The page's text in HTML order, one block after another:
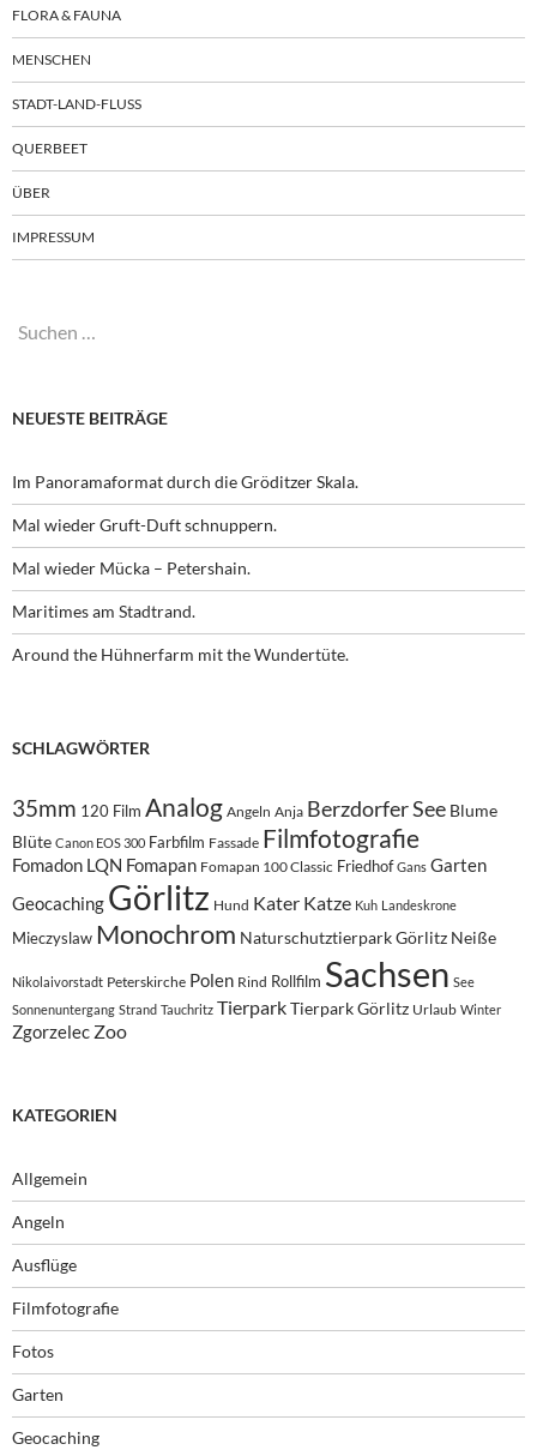
FLORA & FAUNA
MENSCHEN
STADT-LAND-FLUSS
QUERBEET
ÜBER
IMPRESSUM
Suchen
NEUESTE BEITRÄGE
Im Panoramaformat durch die Gröditzer Skala.
Mal wieder Gruft-Duft schnuppern.
Mal wieder Mücka – Petershain.
Maritimes am Stadtrand.
Around the Hühnerfarm mit the Wundertüte.
SCHLAGWÖRTER
35mm 120 Film Analog Angeln Anja Berzdorfer See Blume
Blüte Canon EOS 300 Farbfilm Fassade Filmfotografie
Fomadon LQN Fomapan Fomapan 100 Classic Friedhof Gans Garten
Geocaching Görlitz Hund Kater Katze Kuh Landeskrone
Mieczyslaw Monochrom Naturschutztierpark Görlitz Neiße
Nikolaivorstadt Peterskirche Polen Rind Rollfilm Sachsen See
Sonnenuntergang Strand Tauchritz TierparkTierpark Görlitz Urlaub Winter
Zgorzelec Zoo
KATEGORIEN
Allgemein
Angeln
Ausflüge
Filmfotografie
Fotos
Garten
Geocaching